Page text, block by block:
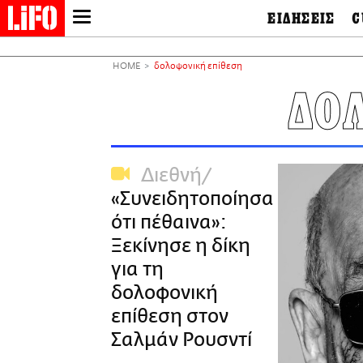
NEWSLETTER
ΑΜΠΑ
PRINT
ΕΙΔΗΣΕΙΣ
Οικονομία
Πολιτισμός
Tech &
European Lifo
&
HOME δολοφονική επίθεση
Διεθνή
«Συνειδητοποίησα
ότι πέθαινα»:
Ξεκίνησε η δίκη
για τη
δολοφονική
επίθεση στον
Σαλμάν Ρουσντί